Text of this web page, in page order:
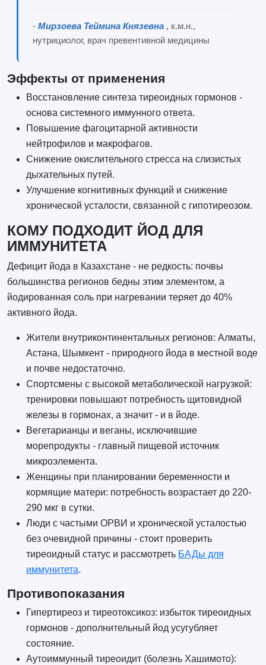
- Мирзоева Теймина Князевна , к.м.н.,
нутрициолог, врач превентивной медицины
Эффекты от применения
Восстановление синтеза тиреоидных гормонов -
основа системного иммунного ответа.
Повышение фагоцитарной активности
нейтрофилов и макрофагов.
Снижение окислительного стресса на слизистых
дыхательных путей.
Улучшение когнитивных функций и снижение
хронической усталости, связанной с гипотиреозом.
КОМУ ПОДХОДИТ ЙОД ДЛЯ
ИММУНИТЕТА
Дефицит йода в Казахстане - не редкость: почвы
большинства регионов бедны этим элементом, а
йодированная соль при нагревании теряет до 40%
активного йода.
Жители внутриконтинентальных регионов: Алматы,
Астана, Шымкент - природного йода в местной воде
и почве недостаточно.
Спортсмены с высокой метаболической нагрузкой:
тренировки повышают потребность щитовидной
железы в гормонах, а значит - и в йоде.
Вегетарианцы и веганы, исключившие
морепродукты - главный пищевой источник
микроэлемента.
Женщины при планировании беременности и
кормящие матери: потребность возрастает до 220-
290 мкг в сутки.
Люди с частыми ОРВИ и хронической усталостью
без очевидной причины - стоит проверить
тиреоидный статус и рассмотреть БАДы для
иммунитета.
Противопоказания
Гипертиреоз и тиреотоксикоз: избыток тиреоидных
гормонов - дополнительный йод усугубляет
состояние.
Аутоиммунный тиреоидит (болезнь Хашимото):